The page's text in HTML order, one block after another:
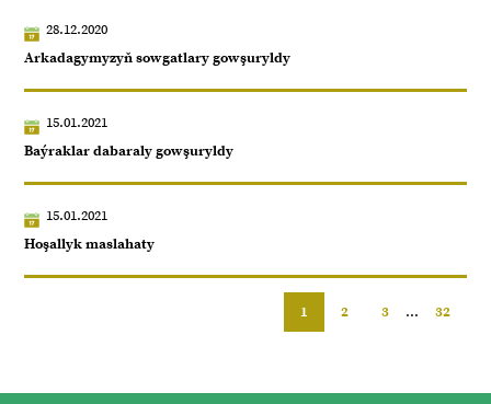
28.12.2020
Arkadagymyzyň sowgatlary gowşuryldy
15.01.2021
Baýraklar dabaraly gowşuryldy
15.01.2021
Hoşallyk maslahaty
1 2 3 ... 32